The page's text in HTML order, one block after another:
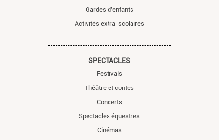
Gardes d'enfants
Activités extra-scolaires
SPECTACLES
Festivals
Théâtre et contes
Concerts
Spectacles équestres
Cinémas